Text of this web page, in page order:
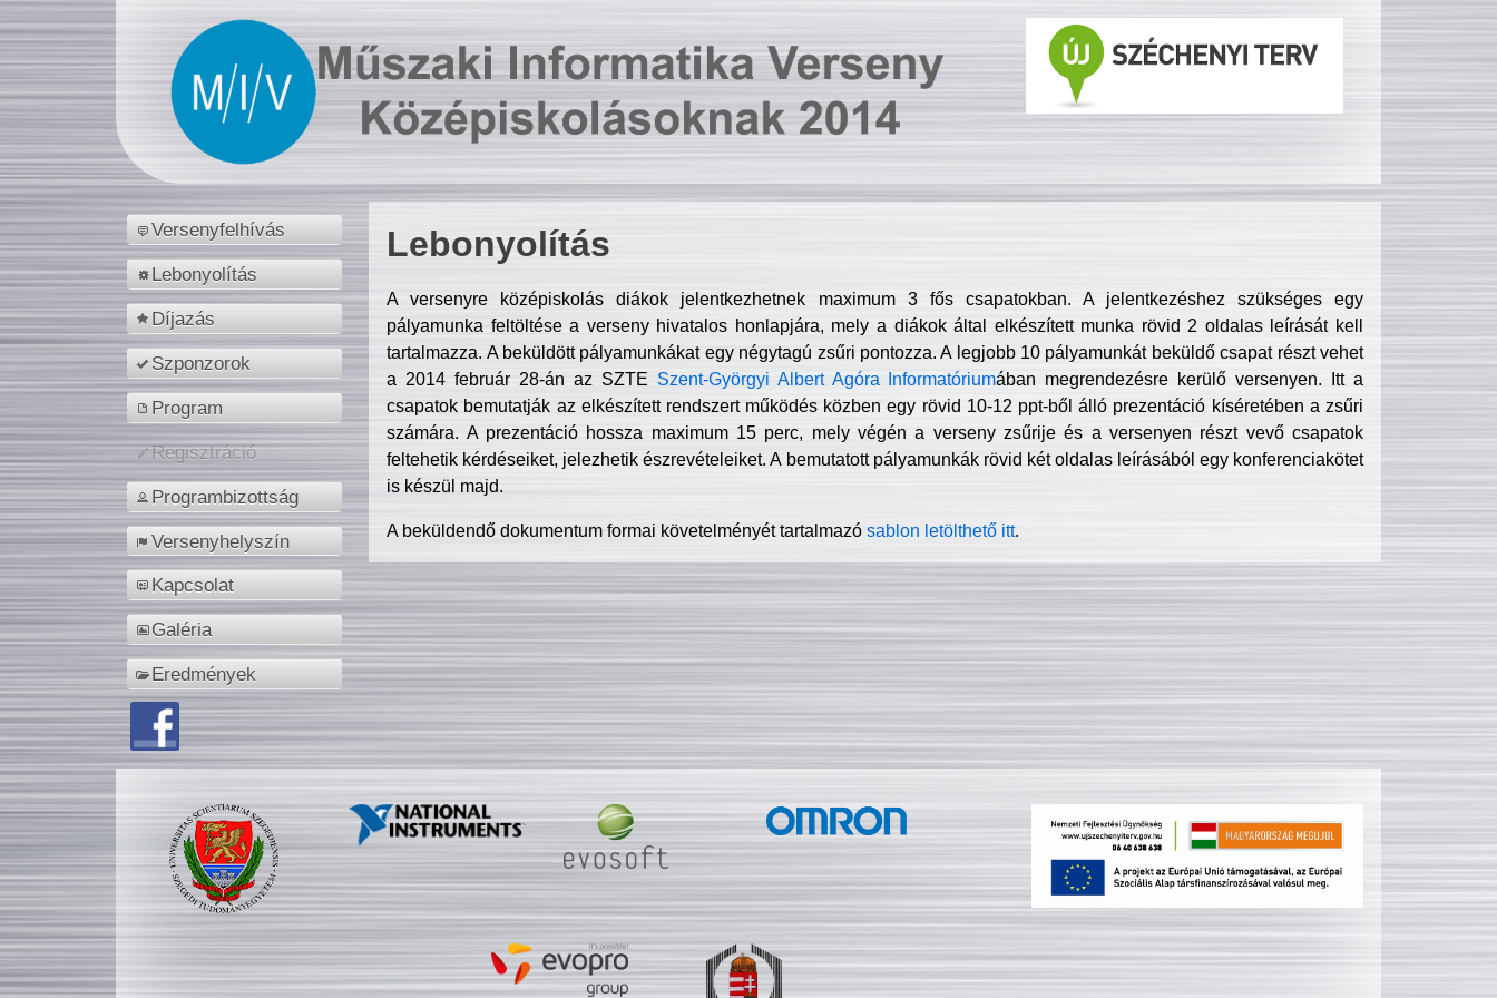
Versenyfelhívás
Lebonyolítás
Díjazás
Szponzorok
Program
Regisztráció
Programbizottság
Versenyhelyszín
Kapcsolat
Galéria
Eredmények
Lebonyolítás
A versenyre középiskolás diákok jelentkezhetnek maximum 3 fős csapatokban. A jelentkezéshez szükséges egy
pályamunka feltöltése a verseny hivatalos honlapjára, mely a diákok által elkészített munka rövid 2 oldalas leírását kell
tartalmazza. A beküldött pályamunkákat egy négytagú zsűri pontozza. A legjobb 10 pályamunkát beküldő csapat részt vehet
a 2014 február 28-án az SZTE Szent-Györgyi Albert Agóra Informatóriumában megrendezésre kerülő versenyen. Itt a
csapatok bemutatják az elkészített rendszert működés közben egy rövid 10-12 ppt-ből álló prezentáció kíséretében a zsűri
számára. A prezentáció hossza maximum 15 perc, mely végén a verseny zsűrije és a versenyen részt vevő csapatok
feltehetik kérdéseiket, jelezhetik észrevételeiket. A bemutatott pályamunkák rövid két oldalas leírásából egy konferenciakötet
is készül majd.
A beküldendő dokumentum formai követelményét tartalmazósablon letölthető itt.